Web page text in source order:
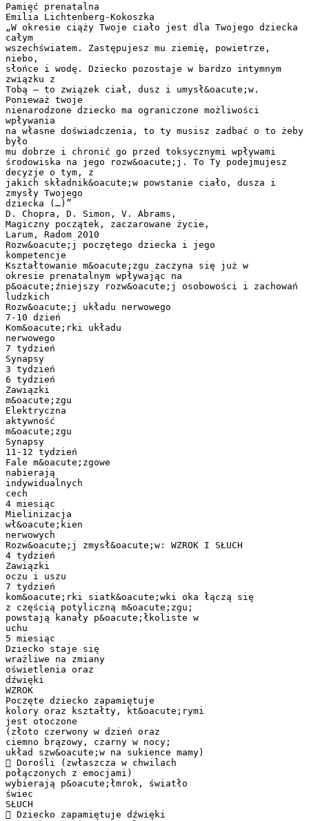
Pamięć prenatalna
Emilia Lichtenberg-Kokoszka
„W okresie ciąży Twoje ciało jest dla Twojego dziecka
całym
wszechświatem. Zastępujesz mu ziemię, powietrze,
niebo,
słońce i wodę. Dziecko pozostaje w bardzo intymnym
związku z
Tobą – to związek ciał, dusz i umysł&oacute;w.
Ponieważ twoje
nienarodzone dziecko ma ograniczone możliwości
wpływania
na własne doświadczenia, to ty musisz zadbać o to żeby
było
mu dobrze i chronić go przed toksycznymi wpływami
środowiska na jego rozw&oacute;j. To Ty podejmujesz
decyzje o tym, z
jakich składnik&oacute;w powstanie ciało, dusza i
zmysły Twojego
dziecka (…)”
D. Chopra, D. Simon, V. Abrams,
Magiczny początek, zaczarowane życie,
Larum, Radom 2010
Rozw&oacute;j poczętego dziecka i jego
kompetencje
Kształtowanie m&oacute;zgu zaczyna się już w
okresie prenatalnym wpływając na
p&oacute;źniejszy rozw&oacute;j osobowości i zachowań
ludzkich
Rozw&oacute;j układu nerwowego
7-10 dzień
Kom&oacute;rki układu
nerwowego
7 tydzień
Synapsy
3 tydzień
6 tydzień
Zawiązki
m&oacute;zgu
Elektryczna
aktywność
m&oacute;zgu
Synapsy
11-12 tydzień
Fale m&oacute;zgowe
nabierają
indywidualnych
cech
4 miesiąc
Mielinizacja
wł&oacute;kien
nerwowych
Rozw&oacute;j zmysł&oacute;w: WZROK I SŁUCH
4 tydzień
Zawiązki
oczu i uszu
7 tydzień
kom&oacute;rki siatk&oacute;wki oka łączą się
z częścią potyliczną m&oacute;zgu;
powstają kanały p&oacute;łkoliste w
uchu
5 miesiąc
Dziecko staje się
wrażliwe na zmiany
oświetlenia oraz
dźwięki
WZROK
Poczęte dziecko zapamiętuje
kolory oraz kształty, kt&oacute;rymi
jest otoczone
(złoto czerwony w dzień oraz
ciemno brązowy, czarny w nocy;
układ szw&oacute;w na sukience mamy)
 Dorośli (zwłaszcza w chwilach
połączonych z emocjami)
wybierają p&oacute;łmrok, światło
świec
SŁUCH
 Dziecko zapamiętuje dźwięki